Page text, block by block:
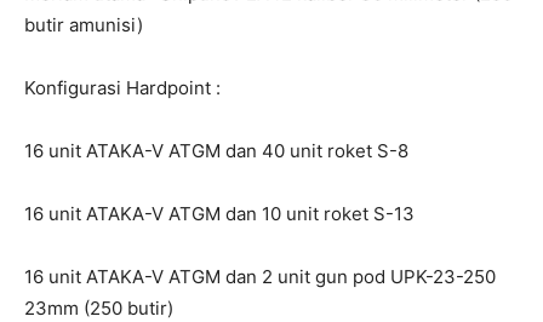
butir amunisi)
Konfigurasi Hardpoint :
16 unit ATAKA-V ATGM dan 40 unit roket S-8
16 unit ATAKA-V ATGM dan 10 unit roket S-13
16 unit ATAKA-V ATGM dan 2 unit gun pod UPK-23-250
23mm (250 butir)